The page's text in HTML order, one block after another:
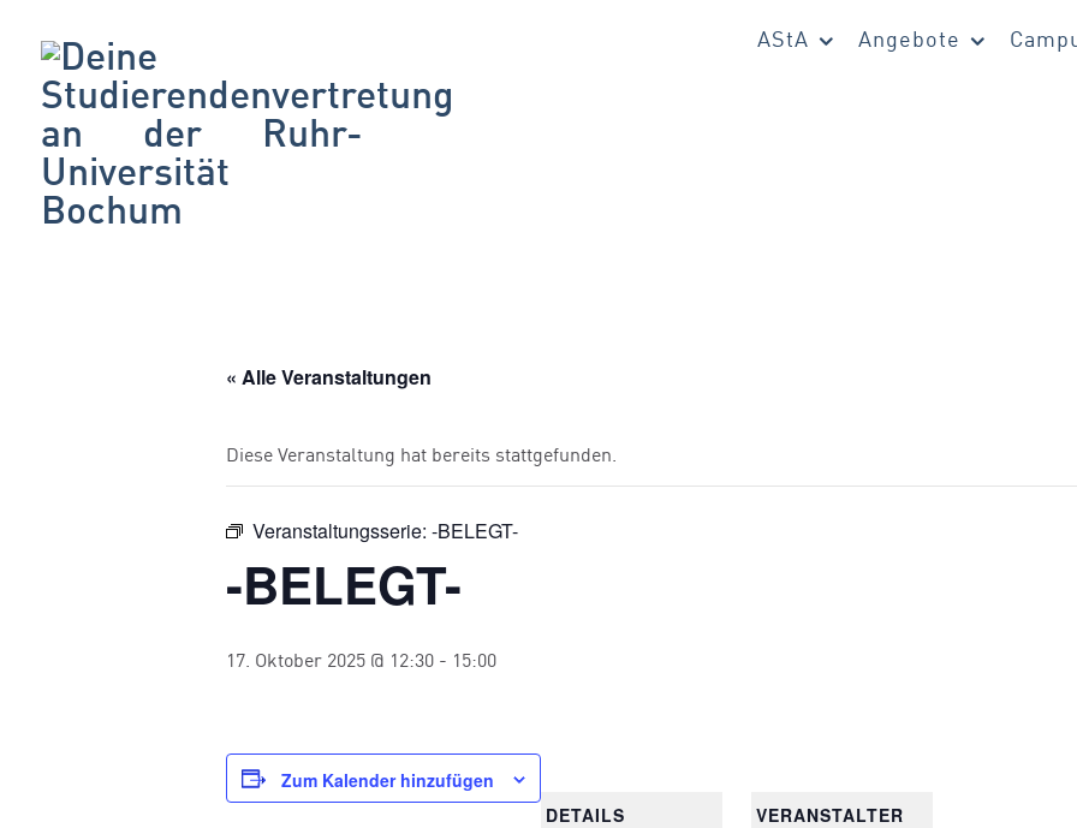
AStA Angebote
« Alle Veranstaltungen
Diese Veranstaltung hat bereits stattgefunden.
Veranstaltungsserie:-BELEGT-
-BELEGT-
17. Oktober 2025 @ 12:30 - 15:00
Zum Kalender hinzufügen
DETAILS
VERANSTALTER